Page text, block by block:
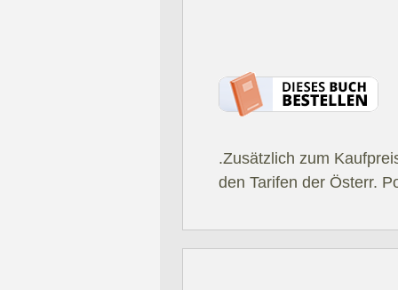
.Zusätzlich zum
den Tarifen der Österr.